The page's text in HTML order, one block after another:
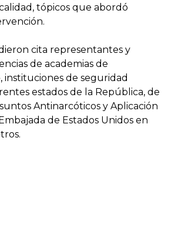
tópicos que abordó
cita representantes y
de academias de
de seguridad
estados de la República, de
Antinarcóticos y Aplicación
de Estados Unidos en